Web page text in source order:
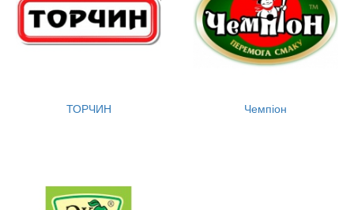
ТОРЧИН Чемпіон